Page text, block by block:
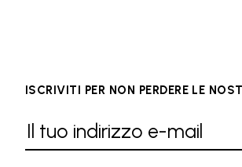
ISCRIVITI PER NON PERDERE LE